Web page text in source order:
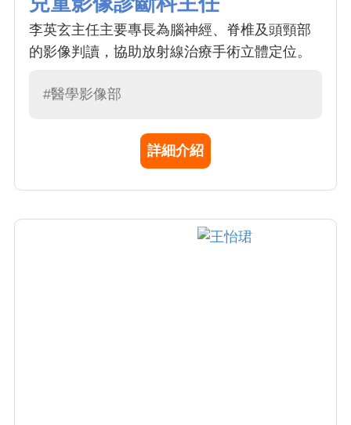
李英玄主任主要專長為腦神經、脊椎及頭頸部
的影像判讀，協助放射線治療手術立體定位。
#醫學影像部
詳細介紹